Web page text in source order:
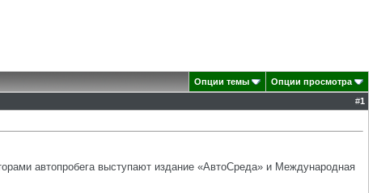
Опции темы
Опции просмотра
#1
автопробега выступают издание «АвтоСреда» и Международная